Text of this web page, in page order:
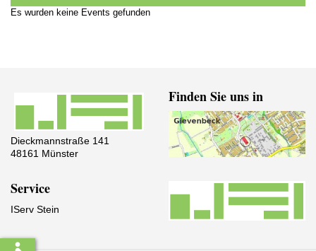
Es wurden keine Events gefunden
Dieckmannstraße 141
48161 Münster
Finden Sie uns in
Service
IServ Stein